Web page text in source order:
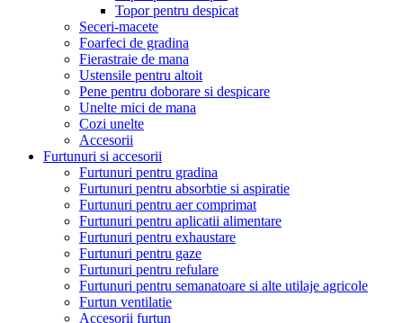
Topor pentru despicat
Seceri-macete
Foarfeci de gradina
Fierastraie de mana
Ustensile pentru altoit
Pene pentru doborare si despicare
Unelte mici de mana
Cozi unelte
Accesorii
Furtunuri si accesorii
Furtunuri pentru gradina
Furtunuri pentru absorbtie si aspiratie
Furtunuri pentru aer comprimat
Furtunuri pentru aplicatii alimentare
Furtunuri pentru exhaustare
Furtunuri pentru gaze
Furtunuri pentru refulare
Furtunuri pentru semanatoare si alte utilaje agricole
Furtun ventilatie
Accesorii furtun